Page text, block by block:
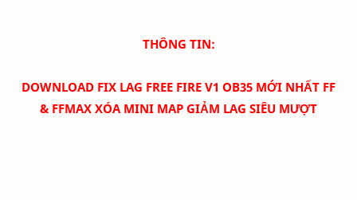
THÔNG TIN:
DOWNLOAD FIX LAG FREE FIRE V1 OB35 MỚI NHẤT FF
& FFMAX XÓA MINI MAP GIẢM LAG SIÊU MƯỢT